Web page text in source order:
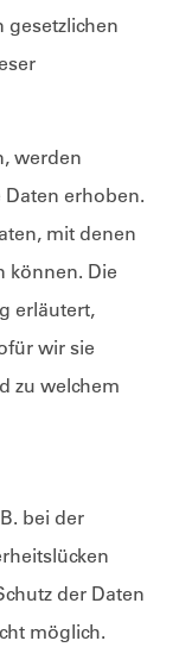
werden
erhoben.
mit denen
können. Die
erläutert,
wir sie
zu welchem
bei der
der Daten
möglich.